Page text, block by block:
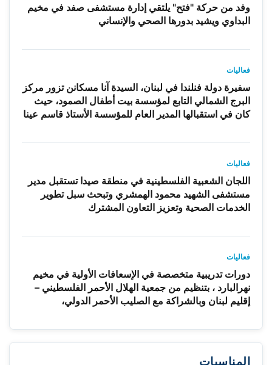
وفد من حركة "فتح" يلتقي إدارة مستشفى صفد في مخيم
البداوي ويشيد بدورها الصحي والإنساني
فعاليات
سفيرة دولة فنلندا في لبنان، السيدة آنا مسكانن تزور مركز
البرج الشمالي التابع لمؤسسة بيت أطفال الصمود، حيث
كان في استقبالها المدير العام للمؤسسة الأستاذ قاسم عينا
فعاليات
اللجان الشعبية الفلسطينية في منطقة صيدا تستقبل مدير
مستشفى الشهيد محمود الهمشري وتبحث سبل تطوير
الخدمات الصحية وتعزيز التعاون المشترك
فعاليات
دورات تدريبية متخصصة في الإسعافات الأولية في مخيم
نهرالبارد ، بتنظيم من جمعية الهلال الأحمر الفلسطيني –
إقليم لبنان وبالشراكة مع الصليب الأحمر الدولي،
المناسبات